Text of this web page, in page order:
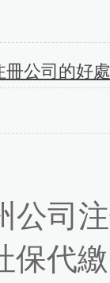
冊公司的好處
公司
保代繳